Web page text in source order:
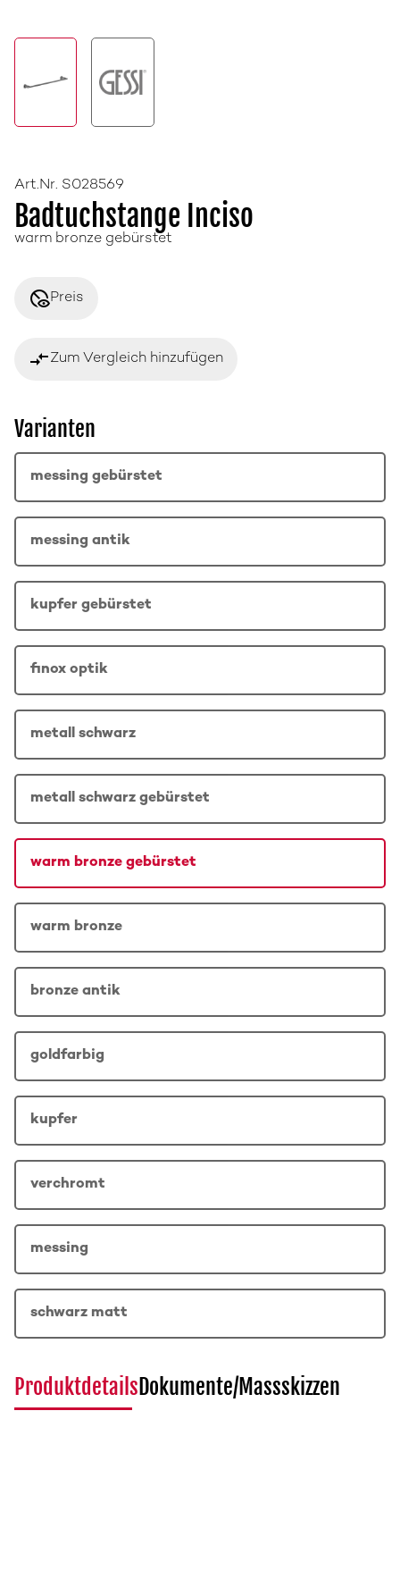
Art.Nr. S028569
Badtuchstange Inciso
warm bronze gebürstet
disabled_visiblePreis
compare_arrowsZum Vergleich hinzufügen
Varianten
messing gebürstet
messing antik
kupfer gebürstet
finox optik
metall schwarz
metall schwarz gebürstet
warm bronze gebürstet
warm bronze
bronze antik
goldfarbig
kupfer
verchromt
messing
schwarz matt
ProduktdetailsDokumente/Massskizzen